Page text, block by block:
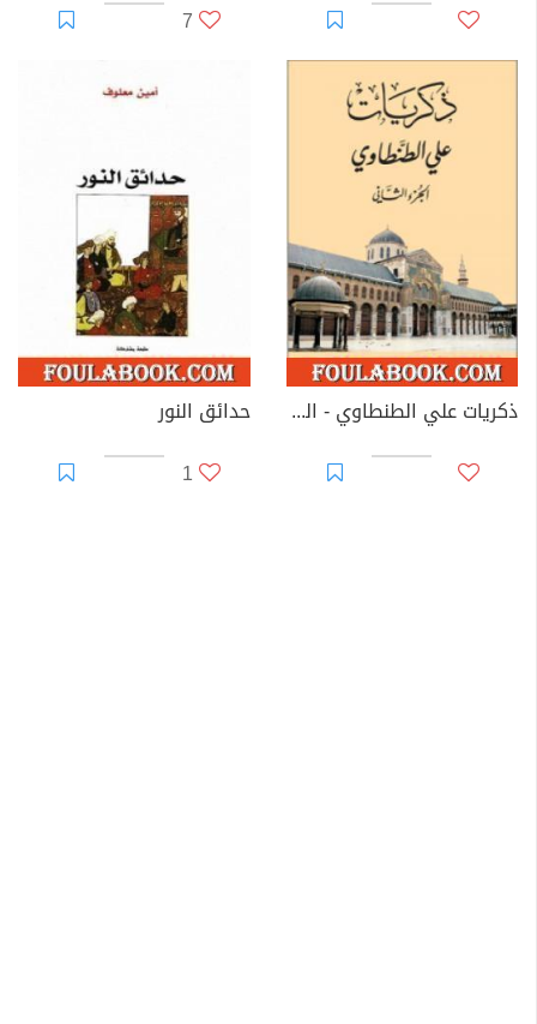
7
ذكريات علي الطنطاوي - الجزء الثاني
حدائق النور
1